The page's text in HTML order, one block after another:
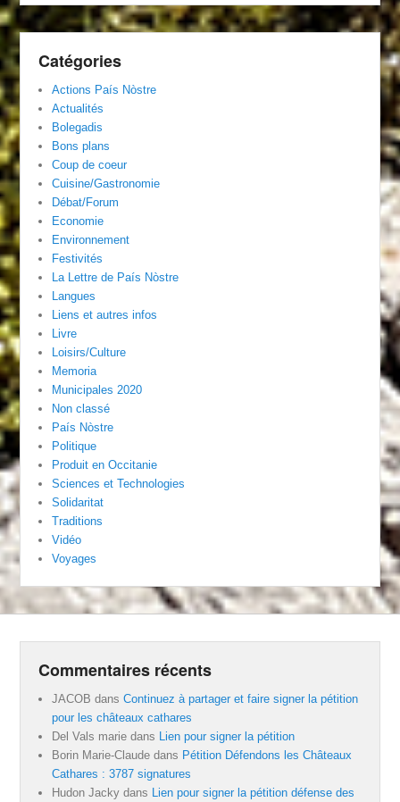
Catégories
Actions País Nòstre
Actualités
Bolegadis
Bons plans
Coup de coeur
Cuisine/Gastronomie
Débat/Forum
Economie
Environnement
Festivités
La Lettre de País Nòstre
Langues
Liens et autres infos
Livre
Loisirs/Culture
Memoria
Municipales 2020
Non classé
País Nòstre
Politique
Produit en Occitanie
Sciences et Technologies
Solidaritat
Traditions
Vidéo
Voyages
Commentaires récents
JACOB dansContinuez à partager et faire signer la pétition
pour les châteaux cathares
Del Vals marie dans Lien pour signer la pétition
Borin Marie-Claude dans Pétition Défendons les Châteaux
Cathares : 3787 signatures
Hudon Jacky dans Lien pour signer la pétition défense des